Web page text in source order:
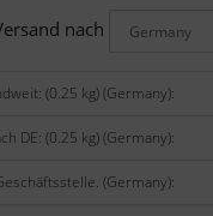
nach
(0.25 kg) (Germany):
DE: (0.25 kg) (Germany):
(Germany):